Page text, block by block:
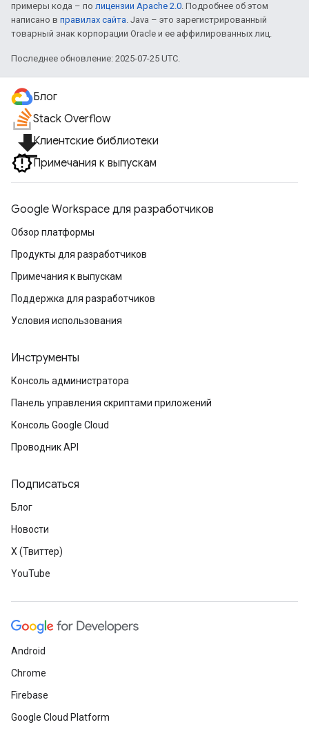
примеры кода – по лицензии Apache 2.0. Подробнее об этом
написано в правилах сайта. Java – это зарегистрированный
товарный знак корпорации Oracle и ее аффилированных лиц.
Последнее обновление: 2025-07-25 UTC.
Блог
Stack Overflow
file_downloadКлиентские библиотеки
Примечания к выпускам
Google Workspace для разработчиков
Обзор платформы
Продукты для разработчиков
Примечания к выпускам
Поддержка для разработчиков
Условия использования
Инструменты
Консоль администратора
Панель управления скриптами приложений
Консоль Google Cloud
Проводник API
Подписаться
Блог
Новости
X (Твиттер)
YouTube
Android
Chrome
Firebase
Google Cloud Platform